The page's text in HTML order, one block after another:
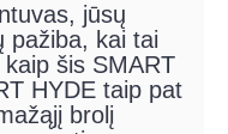
jūsų
pažiba, kai tai
šis SMART
HYDE taip pat
brolį